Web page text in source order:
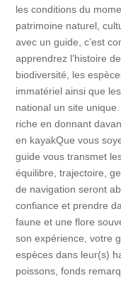
les conditions du
patrimoine naturel,
avec un guide, c’est
apprendrez l’histoire
biodiversité, les
immatériel ainsi que
national un site
riche en donnant
en kayakQue vous
guide vous transmet
équilibre, trajectoire,
de navigation seront
confiance et prendre
faune et une flore
son expérience, votre
espèces dans leur(s)
poissons, fonds